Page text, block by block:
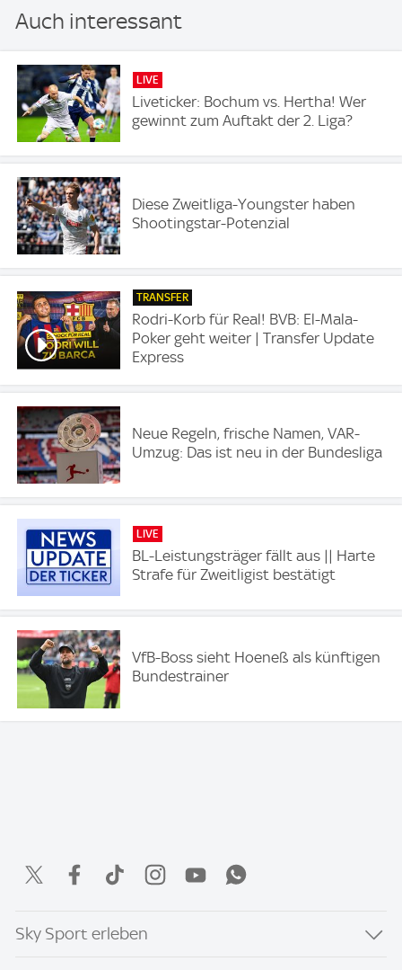
Auch interessant
LIVE
Liveticker: Bochum vs. Hertha! Wer
gewinnt zum Auftakt der 2. Liga?
Diese Zweitliga-Youngster haben
Shootingstar-Potenzial
TRANSFER
Rodri-Korb für Real! BVB: El-Mala-
Poker geht weiter | Transfer Update
Express
Neue Regeln, frische Namen, VAR-
Umzug: Das ist neu in der Bundesliga
LIVE
BL-Leistungsträger fällt aus || Harte
Strafe für Zweitligist bestätigt
VfB-Boss sieht Hoeneß als künftigen
Bundestrainer
Sky Sport erleben